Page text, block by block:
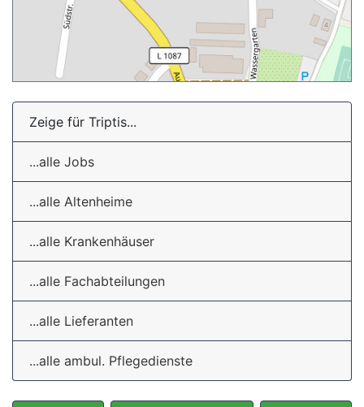
Zeige für Triptis...
...alle Jobs
...alle Altenheime
...alle Krankenhäuser
...alle Fachabteilungen
...alle Lieferanten
...alle ambul. Pflegedienste